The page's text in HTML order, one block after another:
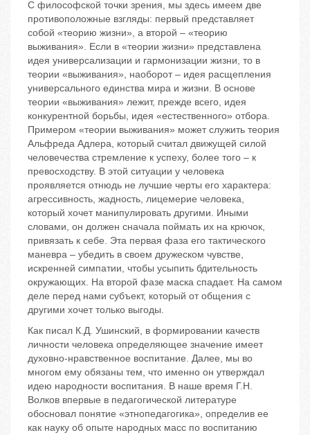
С философской точки зрения, мы здесь имеем две
противоположные взгляды: первый представляет
собой «теорию жизни», а второй – «теорию
выживания». Если в «теории жизни» представлена
идея универсализации и гармонизации жизни, то в
теории «выживания», наоборот – идея расщепления
универсального единства мира и жизни. В основе
теории «выживания» лежит, прежде всего, идея
конкурентной борьбы, идея «естественного» отбора.
Примером «теории выживания» может служить теория
Альфреда Адлера, который считал движущей силой
человечества стремление к успеху, более того – к
превосходству. В этой ситуации у человека
проявляется отнюдь не лучшие черты его характера:
агрессивность, жадность, лицемерие человека,
который хочет манипулировать другими. Иными
словами, он должен сначала поймать их на крючок,
привязать к себе. Эта первая фаза его тактического
маневра – убедить в своем дружеском чувстве,
искренней симпатии, чтобы усыпить бдительность
окружающих. На второй фазе маска спадает. На самом
деле перед нами субъект, который от общения с
другими хочет только выгоды.
Как писал К.Д. Ушинский, в формировании качеств
личности человека определяющее значение имеет
духовно-нравственное воспитание. Далее, мы во
многом ему обязаны тем, что именно он утверждал
идею народности воспитания. В наше время Г.Н.
Волков впервые в педагогической литературе
обосновал понятие «этнопедагогика», определив ее
как науку об опыте народных масс по воспитанию